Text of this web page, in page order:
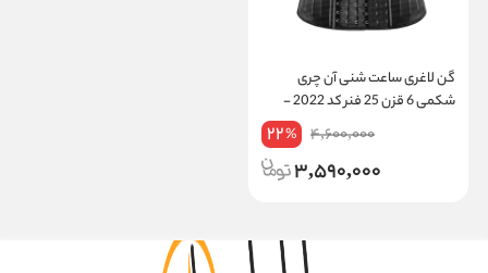
گن لاغری ساعت شنی آن چری
شکمی 6 قزن 25 فنر کد 2022 -
4,600,000
22%
3,590,000